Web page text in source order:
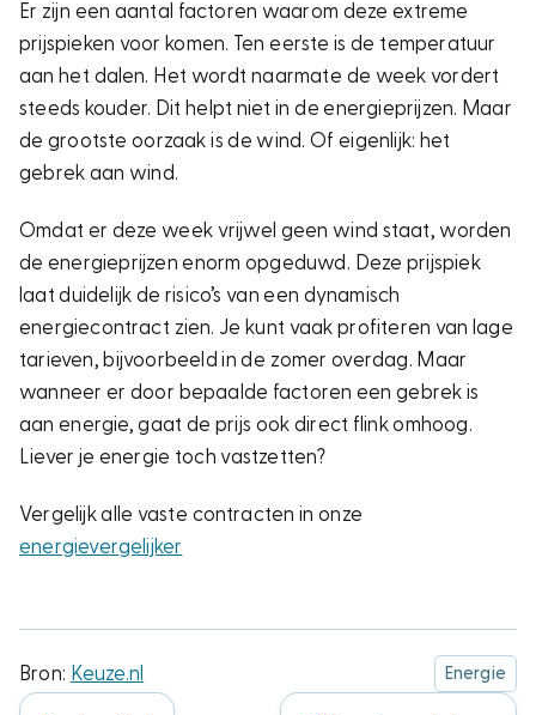
Er zijn een aantal factoren waarom deze extreme
prijspieken voor komen. Ten eerste is de temperatuur
aan het dalen. Het wordt naarmate de week vordert
steeds kouder. Dit helpt niet in de energieprijzen. Maar
de grootste oorzaak is de wind. Of eigenlijk: het
gebrek aan wind.
Omdat er deze week vrijwel geen wind staat, worden
de energieprijzen enorm opgeduwd. Deze prijspiek
laat duidelijk de risico’s van een dynamisch
energiecontract zien. Je kunt vaak profiteren van lage
tarieven, bijvoorbeeld in de zomer overdag. Maar
wanneer er door bepaalde factoren een gebrek is
aan energie, gaat de prijs ook direct flink omhoog.
Liever je energie toch vastzetten?
Vergelijk alle vaste contracten in onze
energievergelijker
Bron: Keuze.nl Energie